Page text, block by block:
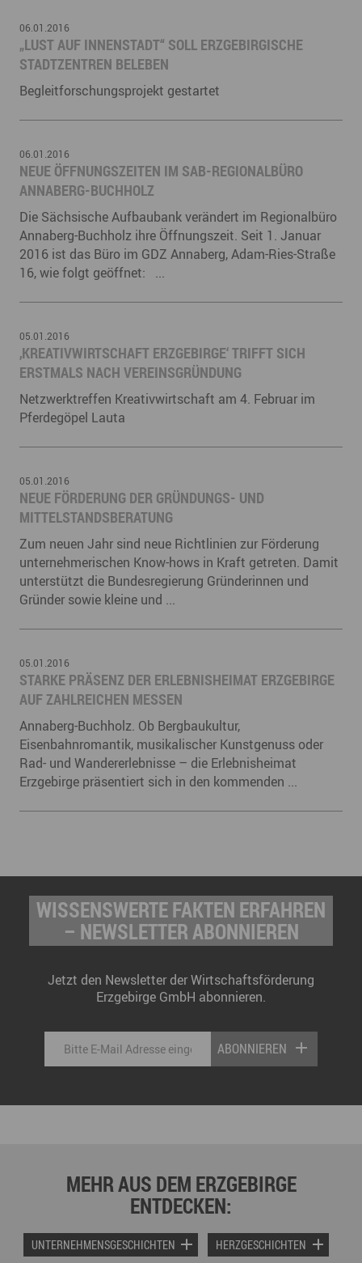
06.01.2016
„LUST AUF INNENSTADT“ SOLL ERZGEBIRGISCHE
STADTZENTREN BELEBEN
Begleitforschungsprojekt gestartet
06.01.2016
NEUE ÖFFNUNGSZEITEN IM SAB-REGIONALBÜRO
ANNABERG-BUCHHOLZ
Die Sächsische Aufbaubank verändert im Regionalbüro
Annaberg-Buchholz ihre Öffnungszeit. Seit 1. Januar
2016 ist das Büro im GDZ Annaberg, Adam-Ries-Straße
16, wie folgt geöffnet: ...
05.01.2016
‚KREATIVWIRTSCHAFT ERZGEBIRGE‘ TRIFFT SICH
ERSTMALS NACH VEREINSGRÜNDUNG
Netzwerktreffen Kreativwirtschaft am 4. Februar im
Pferdegöpel Lauta
05.01.2016
NEUE FÖRDERUNG DER GRÜNDUNGS- UND
MITTELSTANDSBERATUNG
Zum neuen Jahr sind neue Richtlinien zur Förderung
unternehmerischen Know-hows in Kraft getreten. Damit
unterstützt die Bundesregierung Gründerinnen und
Gründer sowie kleine und ...
05.01.2016
​STARKE PRÄSENZ DER ERLEBNISHEIMAT ERZGEBIRGE
AUF ZAHLREICHEN MESSEN
Annaberg-Buchholz. Ob Bergbaukultur,
Eisenbahnromantik, musikalischer Kunstgenuss oder
Rad- und Wandererlebnisse – die Erlebnisheimat
Erzgebirge präsentiert sich in den kommenden ...
WISSENSWERTE FAKTEN ERFAHREN
– NEWSLETTER ABONNIEREN
Jetzt den Newsletter der Wirtschaftsförderung
Erzgebirge GmbH abonnieren.
ABONNIEREN
MEHR AUS DEM ERZGEBIRGE
ENTDECKEN:
UNTERNEHMENSGESCHICHTEN HERZGESCHICHTEN